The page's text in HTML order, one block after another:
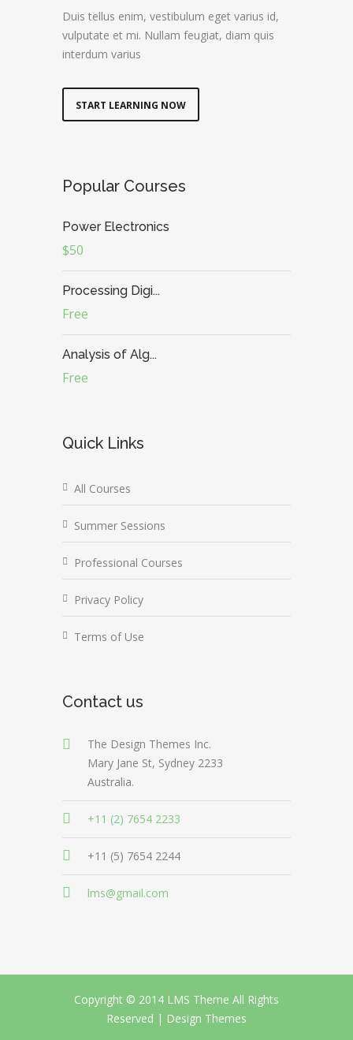
Duis tellus enim, vestibulum eget varius id,
vulputate et mi. Nullam feugiat, diam quis
interdum varius
START LEARNING NOW
Popular Courses
Power Electronics
$50
Processing Digi...
Free
Analysis of Alg...
Free
Quick Links
All Courses
Summer Sessions
Professional Courses
Privacy Policy
Terms of Use
Contact us
The Design Themes Inc.
Mary Jane St, Sydney 2233
Australia.
+11 (2) 7654 2233
+11 (5) 7654 2244
lms@gmail.com
Copyright © 2014 LMS Theme All Rights
Reserved | Design Themes